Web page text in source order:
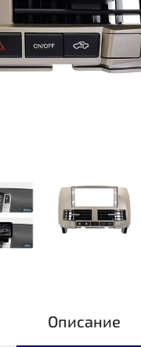
Описание